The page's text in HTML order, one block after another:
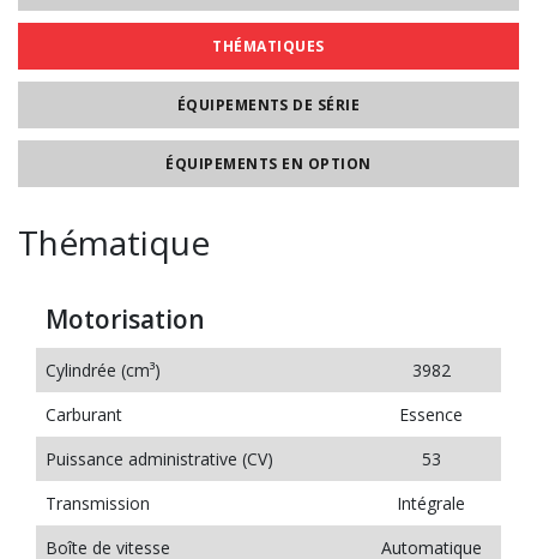
THÉMATIQUES
ÉQUIPEMENTS DE SÉRIE
ÉQUIPEMENTS EN OPTION
Thématique
Motorisation
Cylindrée (cm³)
3982
Carburant
Essence
Puissance administrative (CV)
53
Transmission
Intégrale
Boîte de vitesse
Automatique